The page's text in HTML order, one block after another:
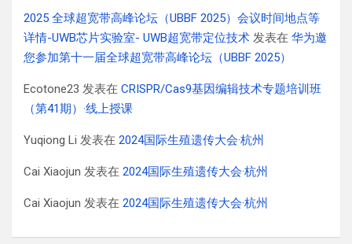
2025 全球超宽带高峰论坛（UBBF 2025）会议时间地点等
详情-UWB芯片实验室- UWB超宽带定位技术 发表在 华为邀
您参加第十一届全球超宽带高峰论坛（UBBF 2025）
Ecotone23 发表在 CRISPR/Cas9基因编辑技术专题培训班
（第41期）·线上授课
Yuqiong Li 发表在 2024国际生殖遗传大会·杭州
Cai Xiaojun 发表在 2024国际生殖遗传大会·杭州
Cai Xiaojun 发表在 2024国际生殖遗传大会·杭州